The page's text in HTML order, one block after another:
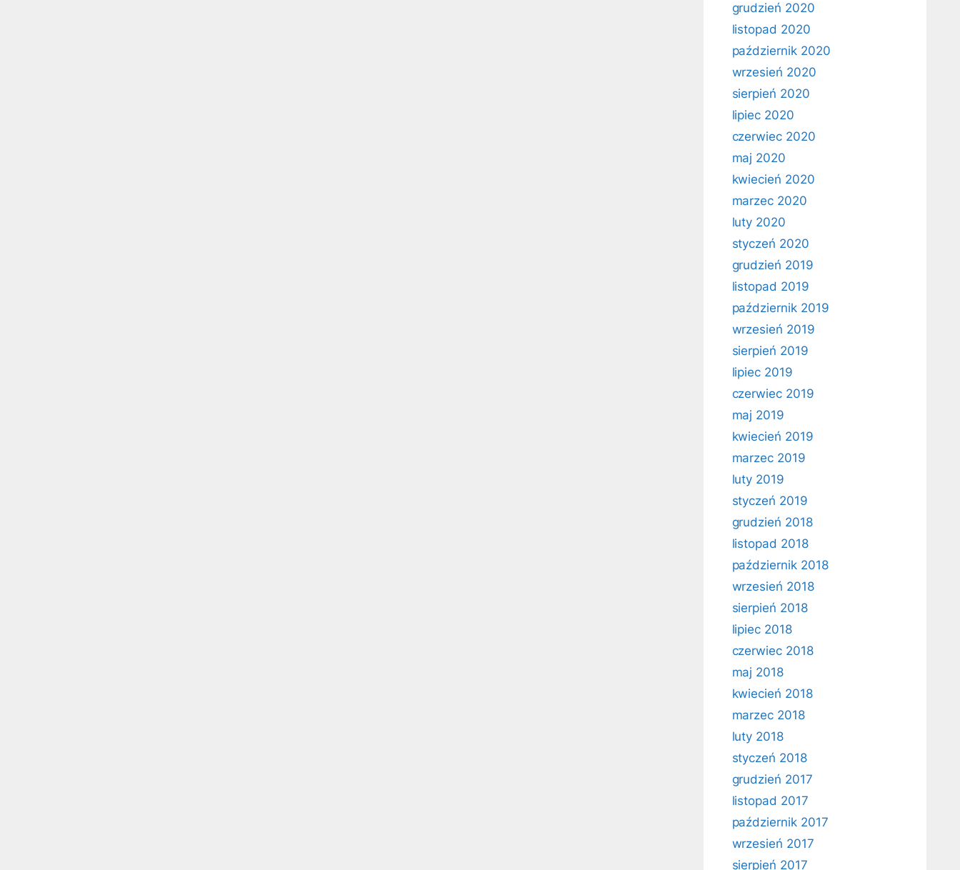
grudzień 2020
listopad 2020
październik 2020
wrzesień 2020
sierpień 2020
lipiec 2020
czerwiec 2020
maj 2020
kwiecień 2020
marzec 2020
luty 2020
styczeń 2020
grudzień 2019
listopad 2019
październik 2019
wrzesień 2019
sierpień 2019
lipiec 2019
czerwiec 2019
maj 2019
kwiecień 2019
marzec 2019
luty 2019
styczeń 2019
grudzień 2018
listopad 2018
październik 2018
wrzesień 2018
sierpień 2018
lipiec 2018
czerwiec 2018
maj 2018
kwiecień 2018
marzec 2018
luty 2018
styczeń 2018
grudzień 2017
listopad 2017
październik 2017
wrzesień 2017
sierpień 2017